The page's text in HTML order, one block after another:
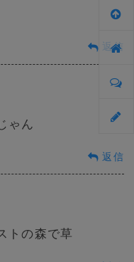
返信
ゃん
返信
トの森で草